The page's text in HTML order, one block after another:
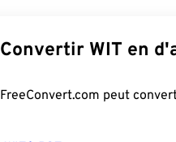
Convertir WIT en
FreeConvert.com peut